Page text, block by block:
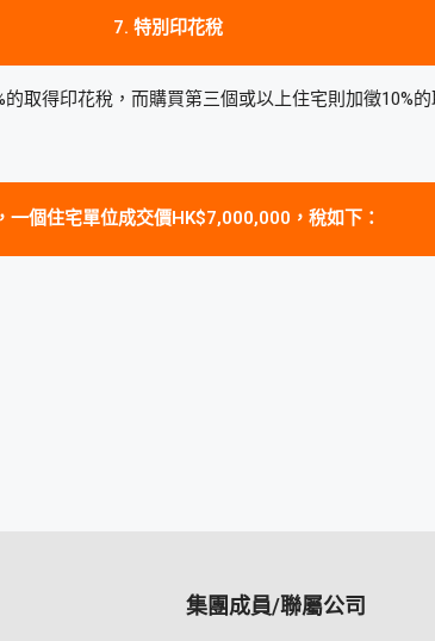
7. 特別印花稅
取得印花稅，而購買第三個或以上住宅則加徵10%的
一個住宅單位成交價HK$7,000,000，稅如下：
集團成員/聯屬公司